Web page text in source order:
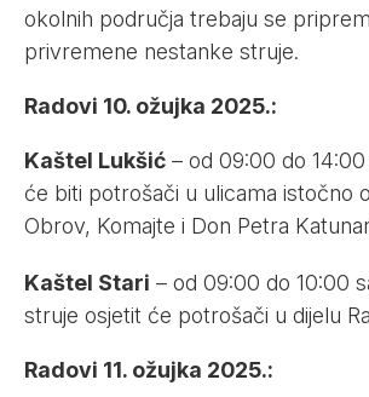
okolnih područja trebaju se
privremene nestanke struje.
Radovi 10. ožujka 2025.:
Kaštel Lukšić – od 09:00 do
će biti potrošači u ulicama istočno
Obrov, Komajte i Don Petra
Kaštel Stari – od 09:00 do 10:00
struje osjetit će potrošači u dijelu
Radovi 11. ožujka 2025.: